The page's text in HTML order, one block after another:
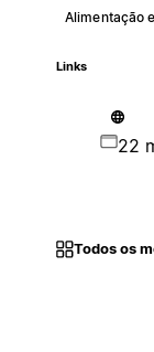
Alimentação
Links
22
Todos os